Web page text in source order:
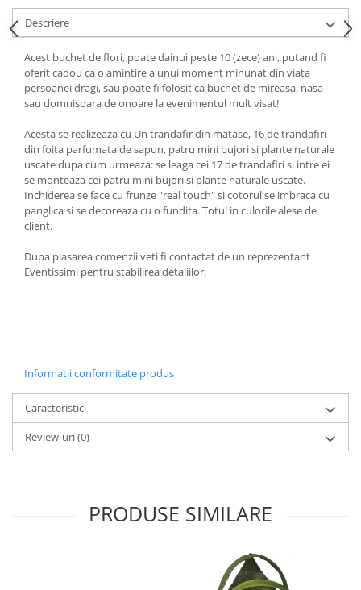
Descriere
Acest buchet de flori, poate dainui peste 10 (zece) ani, putand fi
oferit cadou ca o amintire a unui moment minunat din viata
persoanei dragi, sau poate fi folosit ca buchet de mireasa, nasa
sau domnisoara de onoare la evenimentul mult visat!
Acesta se realizeaza cu Un trandafir din matase, 16 de trandafiri
din foita parfumata de sapun, patru mini bujori si plante naturale
uscate dupa cum urmeaza: se leaga cei 17 de trandafiri si intre ei
se monteaza cei patru mini bujori si plante naturale uscate.
Inchiderea se face cu frunze "real touch" si cotorul se imbraca cu
panglica si se decoreaza cu o fundita. Totul in culorile alese de
client.
Dupa plasarea comenzii veti fi contactat de un reprezentant
Eventissimi pentru stabilirea detaliilor.
Informatii conformitate produs
Caracteristici
Review-uri(0)
PRODUSE SIMILARE